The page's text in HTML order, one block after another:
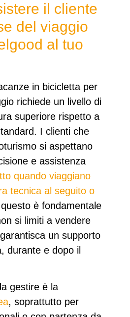
il cliente
del viaggio
al tuo
in bicicletta per
richiede un livello di
superiore rispetto a
I clienti che
si aspettano
e assistenza
quando viaggiano
tecnica al seguito o
è fondamentale
si limiti a vendere
garantisca un supporto
durante e dopo il
gestire è la
, soprattutto per